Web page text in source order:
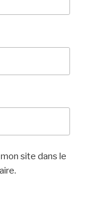
site dans le